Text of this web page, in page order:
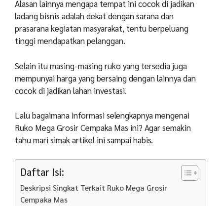
Alasan lainnya mengapa tempat ini cocok di jadikan
ladang bisnis adalah dekat dengan sarana dan
prasarana kegiatan masyarakat, tentu berpeluang
tinggi mendapatkan pelanggan.
Selain itu masing-masing ruko yang tersedia juga
mempunyai harga yang bersaing dengan lainnya dan
cocok di jadikan lahan investasi.
Lalu bagaimana informasi selengkapnya mengenai
Ruko Mega Grosir Cempaka Mas ini? Agar semakin
tahu mari simak artikel ini sampai habis.
Daftar Isi:
Deskripsi Singkat Terkait Ruko Mega Grosir
Cempaka Mas